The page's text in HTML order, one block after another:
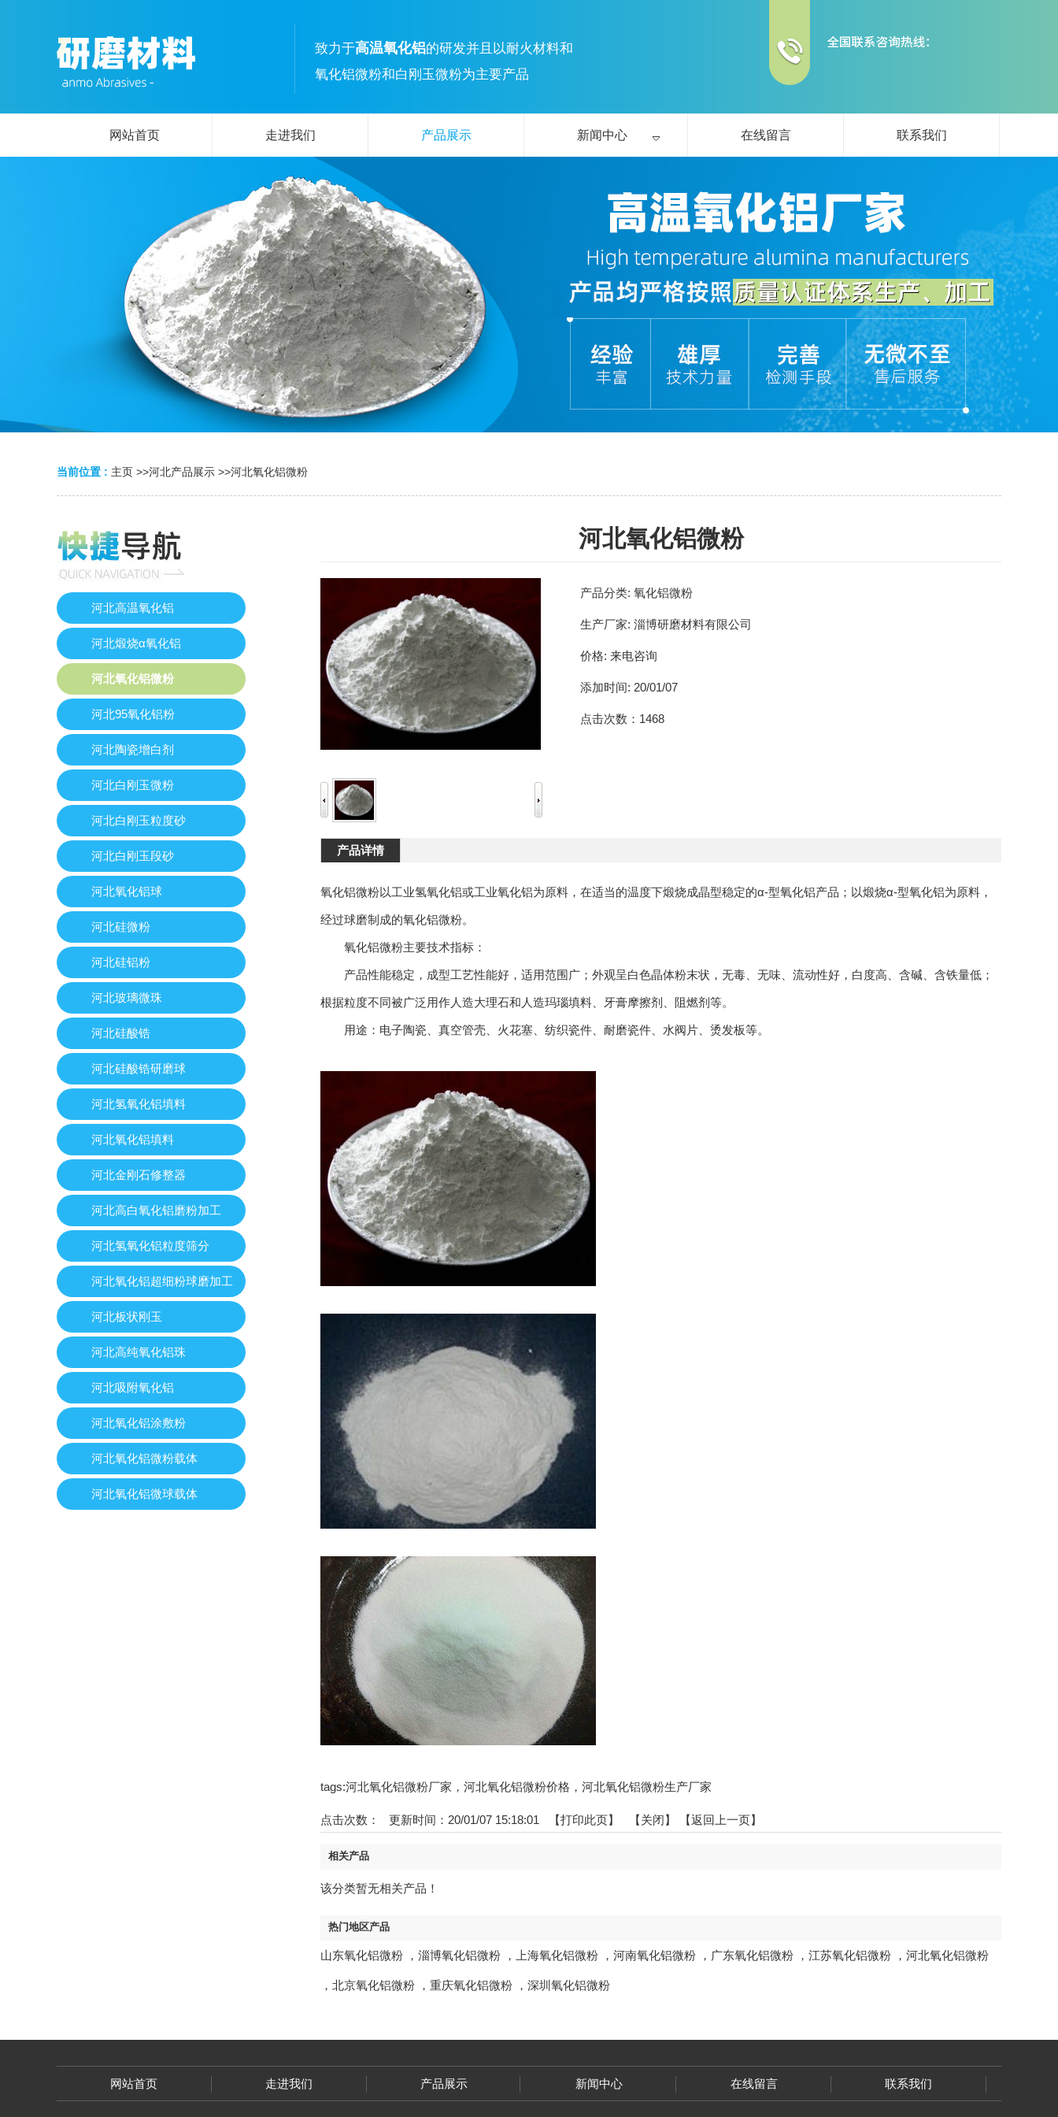
致力于高温氧化铝的研发并且以耐火材料和
氧化铝微粉和白刚玉微粉为主要产品
网站首页 走进我们 产品展示 新闻中心 在线留言 联系我们
当前位置 : 主页 >>河北产品展示 >>河北氧化铝微粉
河北高温氧化铝
河北煅烧α氧化铝
河北氧化铝微粉
河北95氧化铝粉
河北陶瓷增白剂
河北白刚玉微粉
河北白刚玉粒度砂
河北白刚玉段砂
河北氧化铝球
河北硅微粉
河北硅铝粉
河北玻璃微珠
河北硅酸锆
河北硅酸锆研磨球
河北氢氧化铝填料
河北氧化铝填料
河北金刚石修整器
河北高白氧化铝磨粉加工
河北氢氧化铝粒度筛分
河北氧化铝超细粉球磨加工
河北板状刚玉
河北高纯氧化铝珠
河北吸附氧化铝
河北氧化铝涂敷粉
河北氧化铝微粉载体
河北氧化铝微球载体
河北氧化铝微粉
产品分类: 氧化铝微粉
生产厂家: 淄博研磨材料有限公司
价格: 来电咨询
添加时间: 20/01/07
点击次数： 1468
产品详情
氧化铝微粉以工业氢氧化铝或工业氧化铝为原料，在适当的温度下煅烧成晶型稳定的α-型氧化铝产品；以煅烧α-型氧化铝为原料，
经过球磨制成的氧化铝微粉。
氧化铝微粉主要技术指标：
产品性能稳定，成型工艺性能好，适用范围广；外观呈白色晶体粉末状，无毒、无味、流动性好，白度高、含碱、含铁量低；
根据粒度不同被广泛用作人造大理石和人造玛瑙填料、牙膏摩擦剂、阻燃剂等。
用途：电子陶瓷、真空管壳、火花塞、纺织瓷件、耐磨瓷件、水阀片、烫发板等。
tags:河北氧化铝微粉厂家，河北氧化铝微粉价格，河北氧化铝微粉生产厂家
点击次数： 更新时间：20/01/07 15:18:01 【打印此页】 【关闭】 【返回上一页】
相关产品
该分类暂无相关产品！
热门地区产品
山东氧化铝微粉 ， 淄博氧化铝微粉 ， 上海氧化铝微粉 ， 河南氧化铝微粉 ， 广东氧化铝微粉 ， 江苏氧化铝微粉 ， 河北氧化铝微粉
， 北京氧化铝微粉 ， 重庆氧化铝微粉 ， 深圳氧化铝微粉
网站首页 走进我们 产品展示 新闻中心 在线留言 联系我们